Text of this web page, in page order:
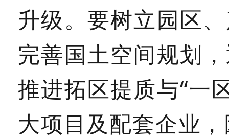
升级。要树立园区
完善国土空间规划
推进拓区提质与“一
大项目及配套企业